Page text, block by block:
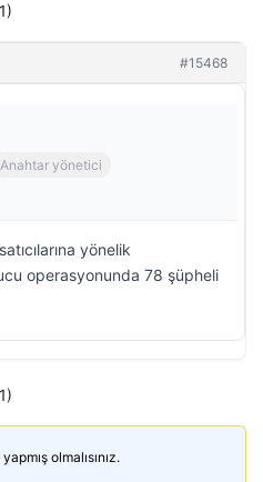
#15468
Anahtar yönetici
yönelik
operasyonunda 78 şüpheli
olmalısınız.